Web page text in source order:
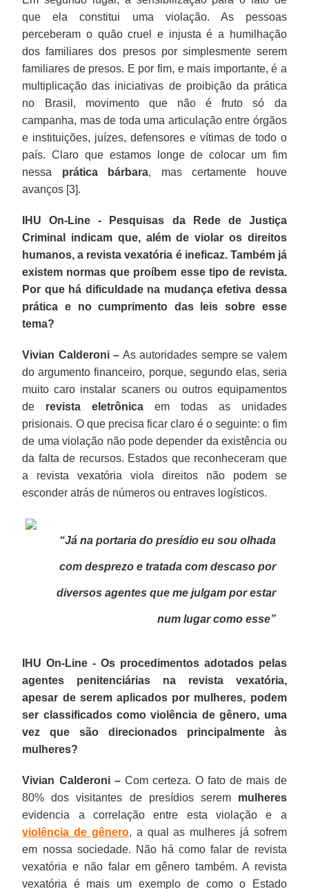
que ela constitui uma violação. As pessoas
perceberam o quão cruel e injusta é a humilhação
dos familiares dos presos por simplesmente serem
familiares de presos. E por fim, e mais importante, é a
multiplicação das iniciativas de proibição da prática
no Brasil, movimento que não é fruto só da
campanha, mas de toda uma articulação entre órgãos
e instituições, juízes, defensores e vítimas de todo o
país. Claro que estamos longe de colocar um fim
nessa prática bárbara, mas certamente houve
avanços [3].
IHU On-Line - Pesquisas da Rede de Justiça
Criminal indicam que, além de violar os direitos
humanos, a revista vexatória é ineficaz. Também já
existem normas que proíbem esse tipo de revista.
Por que há dificuldade na mudança efetiva dessa
prática e no cumprimento das leis sobre esse
tema?
Vivian Calderoni – As autoridades sempre se valem
do argumento financeiro, porque, segundo elas, seria
muito caro instalar scaners ou outros equipamentos
de revista eletrônica em todas as unidades
prisionais. O que precisa ficar claro é o seguinte: o fim
de uma violação não pode depender da existência ou
da falta de recursos. Estados que reconheceram que
a revista vexatória viola direitos não podem se
esconder atrás de números ou entraves logísticos.
“Já na portaria do presídio eu sou olhada
com desprezo e tratada com descaso por
diversos agentes que me julgam por estar
num lugar como esse”
IHU On-Line - Os procedimentos adotados pelas
agentes penitenciárias na revista vexatória,
apesar de serem aplicados por mulheres, podem
ser classificados como violência de gênero, uma
vez que são direcionados principalmente às
mulheres?
Vivian Calderoni –Com certeza. O fato de mais de
80% dos visitantes de presídios seremmulheres
evidencia a correlação entre esta violação e a
violência de gênero, a qual as mulheres já sofrem
em nossa sociedade. Não há como falar de revista
vexatória e não falar em gênero também. A revista
vexatória é mais um exemplo de como o Estado